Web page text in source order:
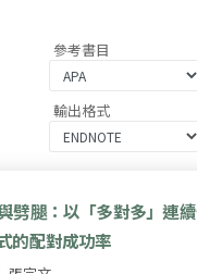
參考書目
輸出格式
劈腿：以「多對多」連
的配對成功率